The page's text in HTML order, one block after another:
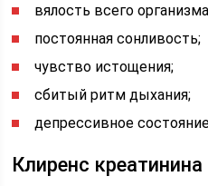
вялость всего
постоянная сонливость;
чувство истощения;
сбитый ритм дыхания;
депрессивное
Клиренс креатинина